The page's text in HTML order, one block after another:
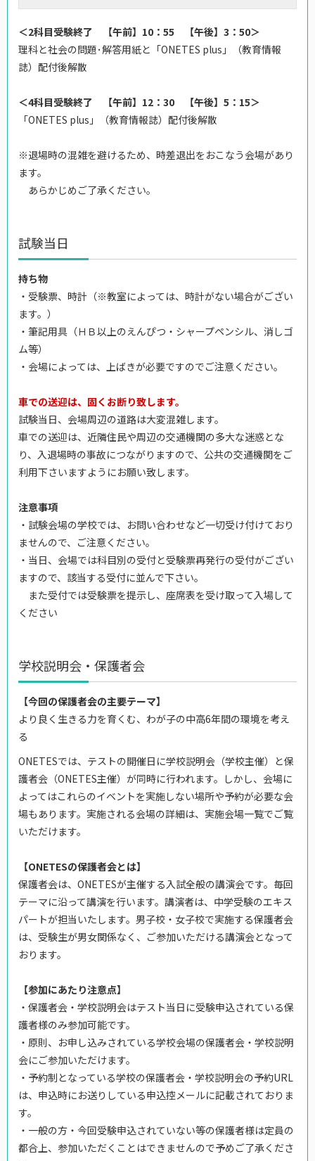
＜2科目受験終了 【午前】10：55 【午後】3：50＞
理科と社会の問題･解答用紙と「ONETES plus」（教育情報
誌）配付後解散
＜4科目受験終了 【午前】12：30 【午後】5：15＞
「ONETES plus」（教育情報誌）配付後解散
※退場時の混雑を避けるため、時差退出をおこなう会場があり
ます。
あらかじめご了承ください。
試験当日
持ち物
・受験票、時計（※教室によっては、時計がない場合がござい
ます。）
・筆記用具（ＨＢ以上のえんぴつ・シャープペンシル、消しゴ
ム等）
・会場によっては、上ばきが必要ですのでご注意ください。
車での送迎は、固くお断り致します。
試験当日、会場周辺の道路は大変混雑します。
車での送迎は、近隣住民や周辺の交通機関の多大な迷惑とな
り、入退場時の事故につながりますので、公共の交通機関をご
利用下さいますようにお願い致します。
注意事項
・試験会場の学校では、お問い合わせなど一切受け付けており
ませんので、ご注意ください。
・当日、会場では科目別の受付と受験票再発行の受付がござい
ますので、該当する受付に並んで下さい。
また受付では受験票を提示し、座席表を受け取って入場して
ください
学校説明会・保護者会
【今回の保護者会の主要テーマ】
より良く生きる力を育くむ、わが子の中高6年間の環境を考え
る
ONETESでは、テストの開催日に学校説明会（学校主催）と保
護者会（ONETES主催）が同時に行われます。しかし、会場に
よってはこれらのイベントを実施しない場所や予約が必要な会
場もあります。実施される会場の詳細は、実施会場一覧でご覧
いただけます。
【ONETESの保護者会とは】
保護者会は、ONETESが主催する入試全般の講演会です。毎回
テーマに沿って講演を行います。講演者は、中学受験のエキス
パートが担当いたします。男子校・女子校で実施する保護者会
は、受験生が男女関係なく、ご参加いただける講演会となって
おります。
【参加にあたり注意点】
・保護者会・学校説明会はテスト当日に受験申込されている保
護者様のみ参加可能です。
・原則、お申し込みされている学校会場の保護者会・学校説明
会にご参加いただけます。
・予約制となっている学校の保護者会・学校説明会の予約URL
は、申込時にお送りしている申込控メールに記載されておりま
す。
・一般の方・今回受験申込されていない等の保護者様は定員の
都合上、参加いただくことはできませんので予めご了承くださ